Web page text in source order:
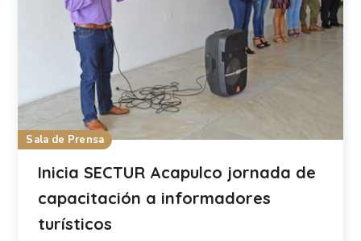
Sala de Prensa
Inicia SECTUR Acapulco jornada de
capacitación a informadores
turísticos